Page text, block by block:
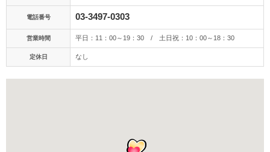
電話番号 03-3497-0303
営業時間 平日：11：00～19：30 / 土日祝：10：00～18：30
定休日 なし